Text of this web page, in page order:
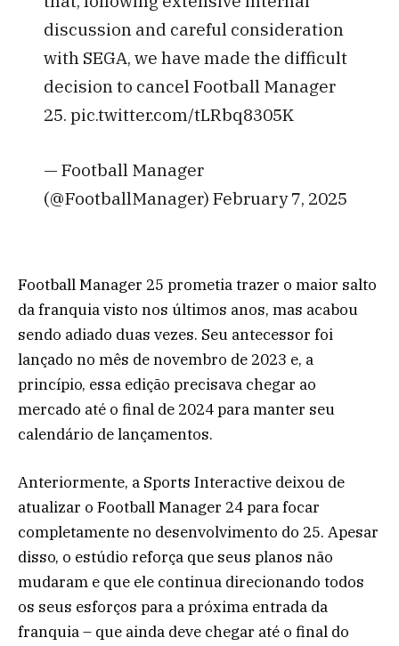
discussion and careful consideration
with SEGA, we have made the difficult
decision to cancel Football Manager
25. pic.twitter.com/tLRbq8305K
— Football Manager
(@FootballManager) February 7, 2025
Football Manager 25 prometia trazer o maior salto
da franquia visto nos últimos anos, mas acabou
sendo adiado duas vezes. Seu antecessor foi
lançado no mês de novembro de 2023 e, a
princípio, essa edição precisava chegar ao
mercado até o final de 2024 para manter seu
calendário de lançamentos.
Anteriormente, a Sports Interactive deixou de
atualizar o Football Manager 24 para focar
completamente no desenvolvimento do 25. Apesar
disso, o estúdio reforça que seus planos não
mudaram e que ele continua direcionando todos
os seus esforços para a próxima entrada da
franquia – que ainda deve chegar até o final do